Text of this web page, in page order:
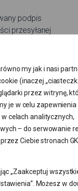
my jak i nasi
(inaczej
przez witrynę,
je w celu zapewnienia
celach analitycznych,
– do serwowanie
Ciebie stronach
„Zaakceptuj
Możesz w
podpis
przesyłanej
warstwę
– nie
ani linków z
aktualizuj
operacyjny.
świadomość w